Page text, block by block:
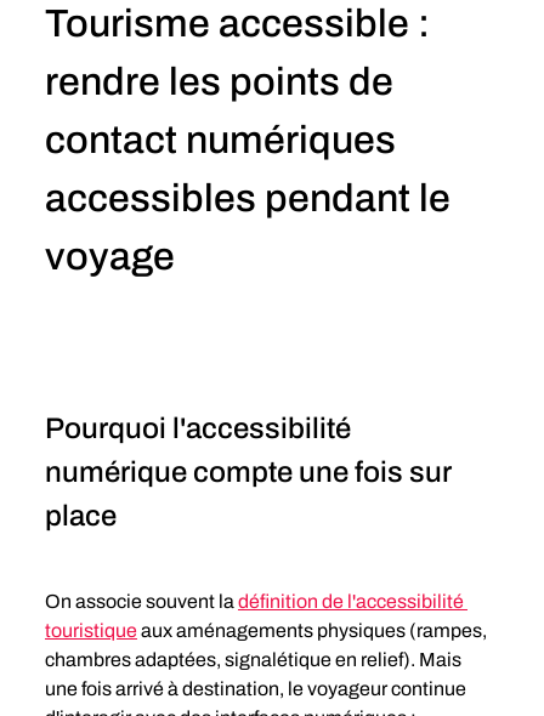
Tourisme accessible :
rendre les points de
contact numériques
accessibles pendant le
voyage
Pourquoi l'accessibilité
numérique compte une fois sur
place
On associe souvent la définition de l'accessibilité
touristique aux aménagements physiques (rampes,
chambres adaptées, signalétique en relief). Mais
une fois arrivé à destination, le voyageur continue